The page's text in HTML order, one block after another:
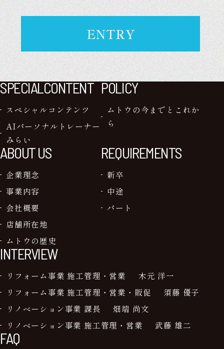
ENTRY
SPECIALCONTENT
スペシャルコンテンツ
AIパーソナルトレーナー
みらい
POLICY
ムトウの今までとこれか
ら
ABOUT US
企業理念
事業内容
会社概要
店舗所在地
ムトウの歴史
REQUIREMENTS
新卒
中途
パート
INTERVIEW
リフォーム事業 施工管理・営業
木元 洋一
リフォーム事業 施工管理・営業・販促
須藤 優子
リノベーション事業 課長
畑端 尚文
リノベーション事業 施工管理・営業
武藤 雄二
FAQ